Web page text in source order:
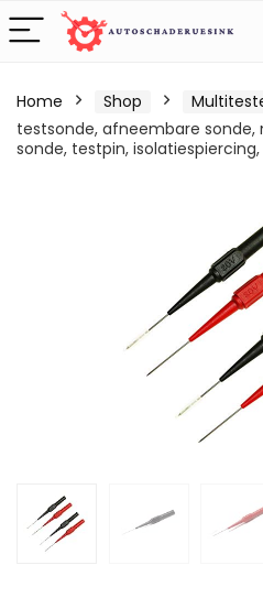
Home Shop
testsonde, afneembare
sonde, testpin,